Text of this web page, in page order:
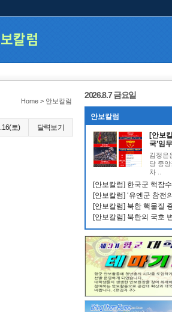
Home > 안보칼럼
토) 달력보기
2026.8.7 금요일
안보칼럼
[안보
국’임
김정은
당 중
차 ..
[안보칼럼] 한국군 핵잠
[안보칼럼] ‘유엔군 참전
[안보칼럼] 북한 핵물질
[안보칼럼] 북한의 국호